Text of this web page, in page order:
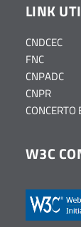
LINK
CNDCEC
FNC
CNPADC
CNPR
CONCERTO
W3C